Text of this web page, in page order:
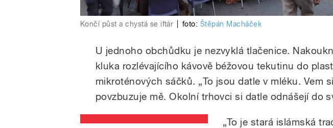
Končí půst a chystá se iftár foto: Štěpán Macháček
U jednoho obchůdku je nezvyklá tlačenice.
kluka rozlévajícího kávově béžovou tekutinu do
mikroténových sáčků. „To jsou datle v mléku. Vem
povzbuzuje mě. Okolní trhovci si datle odnášejí do
„To je stará islámská